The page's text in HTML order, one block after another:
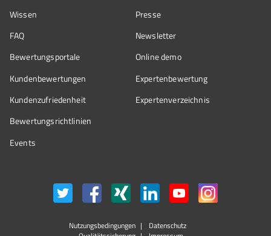
Wissen
FAQ
Bewertungsportale
Kundenbewertungen
Kundenzufriedenheit
Bewertungs­richtlinien
Events
Presse
Newsletter
Online demo
Expertenbewertung
Expertenverzeichnis
Nutzungsbedingungen
Datenschutz